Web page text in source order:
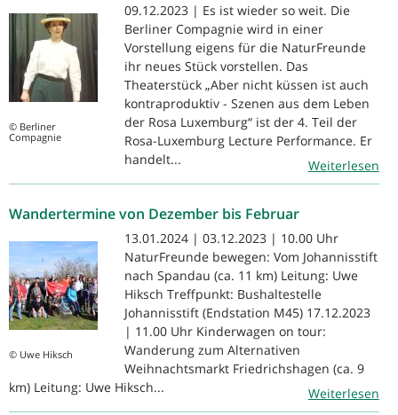
© Berliner
Compagnie
09.12.2023 | Es ist wieder so weit. Die
Berliner Compagnie wird in einer
Vorstellung eigens für die NaturFreunde
ihr neues Stück vorstellen. Das
Theaterstück „Aber nicht küssen ist auch
kontraproduktiv - Szenen aus dem Leben
der Rosa Luxemburg“ ist der 4. Teil der
Rosa-Luxemburg Lecture Performance. Er
handelt...
Weiterlesen
Wandertermine von Dezember bis Februar
© Uwe Hiksch
13.01.2024 | 03.12.2023 | 10.00 Uhr
NaturFreunde bewegen: Vom Johannisstift
nach Spandau (ca. 11 km) Leitung: Uwe
Hiksch Treffpunkt: Bushaltestelle
Johannisstift (Endstation M45) 17.12.2023
| 11.00 Uhr Kinderwagen on tour:
Wanderung zum Alternativen
Weihnachtsmarkt Friedrichshagen (ca. 9
km) Leitung: Uwe Hiksch...
Weiterlesen